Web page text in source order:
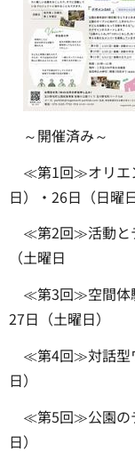
～開催済み～
≪第1回≫オリエ
日）・26日（日曜日
≪第2回≫活動と
（土曜日
≪第3回≫空間体
27日（土曜日）
≪第4回≫対話型
日）
≪第5回≫公園の
日）